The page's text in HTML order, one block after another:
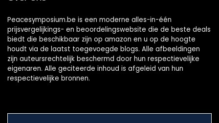
Peacesymposium.be is een moderne alles-in-één
prijsvergelijkings- en beoordelingswebsite die de beste deals
biedt die beschikbaar zijn op amazon en u op de hoogte
houdt via de laatst toegevoegde blogs. Alle afbeeldingen
zijn auteursrechtelijk beschermd door hun respectievelijke
eigenaren. Alle geciteerde inhoud is afgeleid van hun
respectievelijke bronnen.